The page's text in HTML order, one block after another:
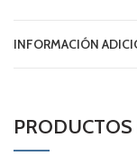
INFORMACIÓN